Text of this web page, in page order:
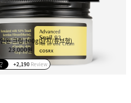
원 크림 100g(단지/튜브형)
23,000원
+2,190 Review